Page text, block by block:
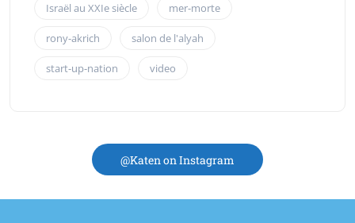
Israël au XXIe siècle mer-morte
rony-akrich salon de l'alyah
start-up-nation video
@Katen on Instagram